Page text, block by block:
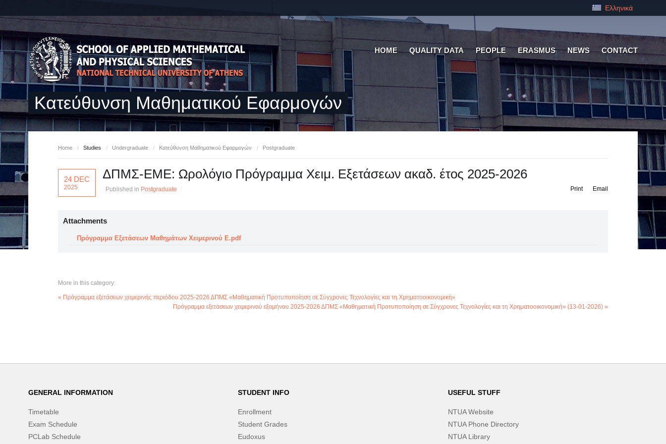
Ελληνικά
HOME QUALITY DATA PEOPLE ERASMUS NEWS CONTACT
Κατεύθυνση Μαθηματικού Εφαρμογών
Home / Studies / Undergraduate / Κατεύθυνση Μαθηματικού Εφαρμογών / Postgraduate
24 DEC
2025
ΔΠΜΣ-ΕΜΕ: Ωρολόγιο Πρόγραμμα Χειμ. Εξετάσεων ακαδ. έτος 2025-2026
Published in Postgraduate Email
Print
Attachments
Πρόγραμμα Εξετάσεων Μαθημάτων Χειμερινού Ε.pdf
More in this category:
« Πρόγραμμα εξετάσεων χειμερινής περιόδου 2025-2026 ΔΠΜΣ «Μαθηματική Προτυποποίηση σε Σύγχρονες Τεχνολογίες και τη Χρηματοοικονομική»
Πρόγραμμα εξετάσεων χειμερινού εξαμήνου 2025-2026 ΔΠΜΣ «Μαθηματική Προτυποποίηση σε Σύγχρονες Τεχνολογίες και τη Χρηματοοικονομική» (13-01-2026) »
GENERAL INFORMATION
Timetable
Exam Schedule
PCLab Schedule
STUDENT INFO
Enrollment
Student Grades
Eudoxus
USEFUL STUFF
NTUA Website
NTUA Phone Directory
NTUA Library